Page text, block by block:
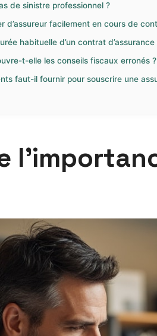
de sinistre professionnel ?
d’assureur facilement en cours de
habituelle d’un contrat
t-elle les conseils fiscaux erronés ?
faut-il fournir pour souscrire une